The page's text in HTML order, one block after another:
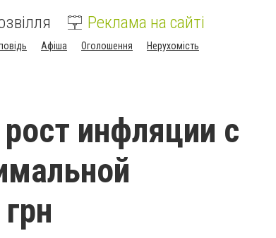
Реклама на сайті
Афіша Оголошення Нерухомість
инфляции с